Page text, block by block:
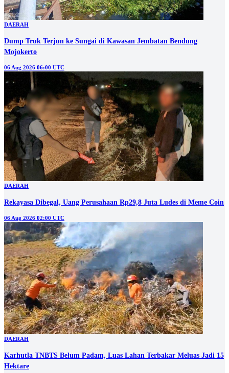
DAERAH
Dump Truk Terjun ke Sungai di Kawasan Jembatan Bendung
Mojokerto
06 Aug 2026 06:00 UTC
DAERAH
Rekayasa Dibegal, Uang Perusahaan Rp29,8 Juta Ludes di Meme Coin
06 Aug 2026 02:00 UTC
DAERAH
Karhutla TNBTS Belum Padam, Luas Lahan Terbakar Meluas Jadi 15
Hektare